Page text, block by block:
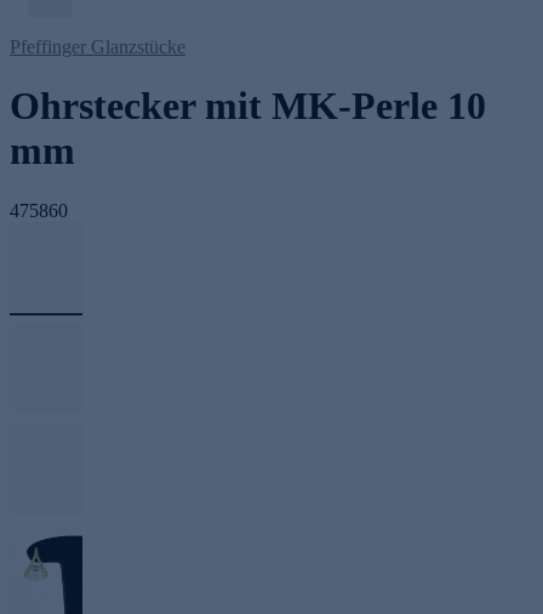
Pfeffinger Glanzstücke
Ohrstecker mit MK-Perle 10
mm
475860